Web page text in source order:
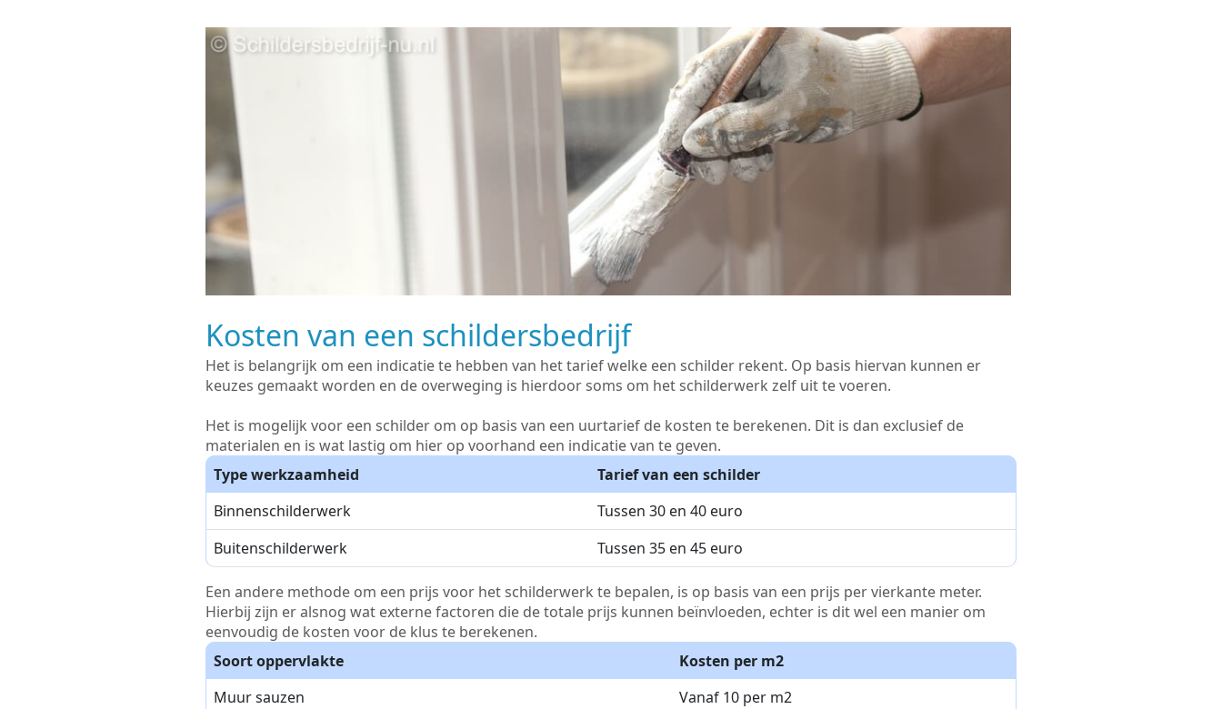
Kosten van een schildersbedrijf
Het is belangrijk om een indicatie te hebben van het tarief welke een schilder rekent. Op basis hiervan kunnen er
keuzes gemaakt worden en de overweging is hierdoor soms om het schilderwerk zelf uit te voeren.
Het is mogelijk voor een schilder om op basis van een uurtarief de kosten te berekenen. Dit is dan exclusief de
materialen en is wat lastig om hier op voorhand een indicatie van te geven.
Type werkzaamheid
Tarief van een schilder
Binnenschilderwerk
Tussen 30 en 40 euro
Buitenschilderwerk
Tussen 35 en 45 euro
Een andere methode om een prijs voor het schilderwerk te bepalen, is op basis van een prijs per vierkante meter.
Hierbij zijn er alsnog wat externe factoren die de totale prijs kunnen beïnvloeden, echter is dit wel een manier om
eenvoudig de kosten voor de klus te berekenen.
Soort oppervlakte
Kosten per m2
Muur sauzen
Vanaf 10 per m2